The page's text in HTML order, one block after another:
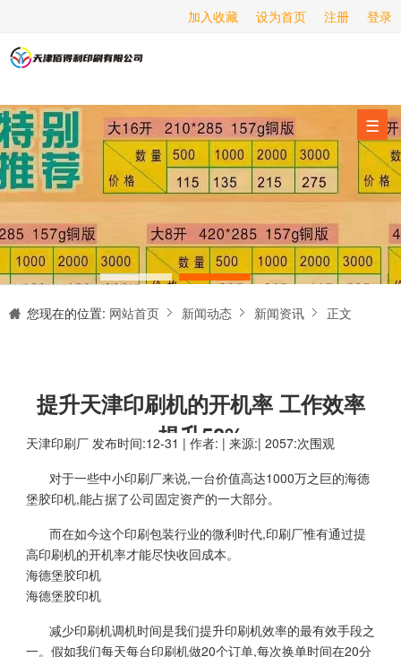
登录
注册
设为首页
加入收藏
☰
海报印刷
服务项目
经营范围
设备展示
新闻动态
关于我们
联系我们
您现在的位置: 网站首页 新闻动态 新闻资讯 正文
提升天津印刷机的开机率 工作效率
提升50%
天津印刷厂 发布时间:12-31 | 作者: | 来源:| 2057:次围观
对于一些中小印刷厂来说,一台价值高达1000万之巨的海德
堡胶印机,能占据了公司固定资产的一大部分。
而在如今这个印刷包装行业的微利时代,印刷厂惟有通过提
高印刷机的开机率才能尽快收回成本。
海德堡胶印机
海德堡胶印机
减少印刷机调机时间是我们提升印刷机效率的最有效手段之
一。假如我们每天每台印刷机做20个订单,每次换单时间在20分